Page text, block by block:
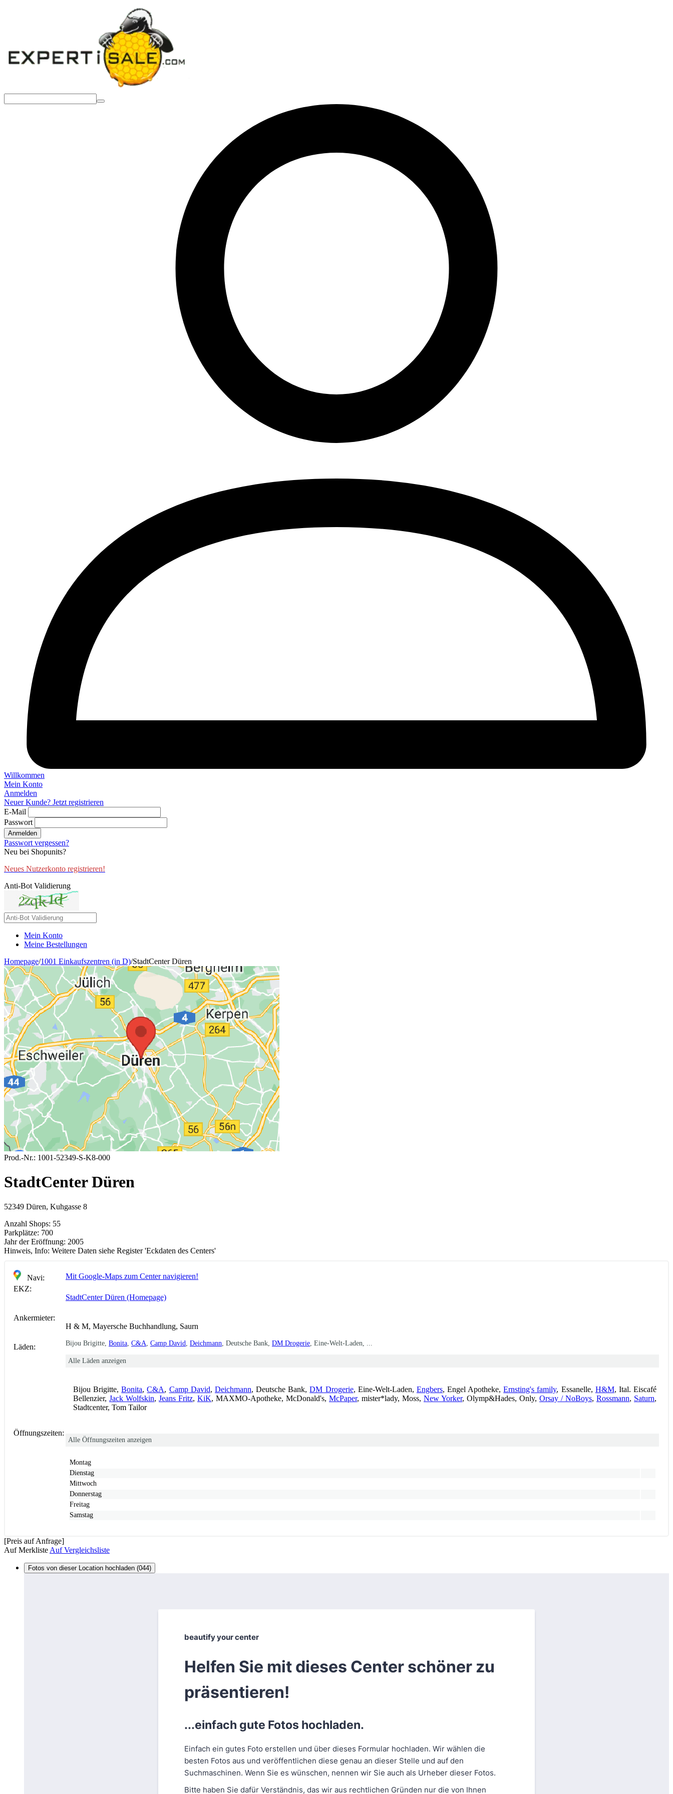
Willkommen
Mein Konto
Anmelden
Neuer Kunde? Jetzt registrieren
E-Mail
Passwort
Anmelden
Passwort vergessen?
Neu bei Shopunits?
Neues Nutzerkonto registrieren!
Anti-Bot Validierung
Mein Konto
Meine Bestellungen
Homepage/1001 Einkaufszentren (in D)/StadtCenter Düren
Prod.-Nr.: 1001-52349-S-K8-000
StadtCenter Düren
52349 Düren, Kuhgasse 8
Anzahl Shops: 55
Parkplätze: 700
Jahr der Eröffnung: 2005
Hinweis, Info: Weitere Daten siehe Register 'Eckdaten des Centers'
Navi:
Mit Google-Maps zum Center navigieren!
EKZ:
StadtCenter Düren (Homepage)
Ankermieter:
H & M, Mayersche Buchhandlung, Saurn
Läden: Bijou Brigitte, Bonita C&A Camp David Deichmann , Deutsche Bank, DM Drogerie , Eine-Welt-Laden, ...
Alle Läden anzeigen
Bijou Brigitte,Bonita,C&A, Camp David, Deichmann, Deutsche Bank,DM Drogerie, Eine-Welt-Laden, Engbers, Engel Apotheke,Ernsting's family, Essanelle, H&M, Ital. Eiscafé
Bellenzier, Jack Wolfskin, Jeans Fritz, KiK, MAXMO-Apotheke, McDonald's, McPaper, mister*lady, Moss, New Yorker, Olymp&Hades, Only, Orsay / NoBoys, Rossmann, Saturn,
Stadtcenter, Tom Tailor
Öffnungszeiten:
Alle Öffnungszeiten anzeigen
Montag
Dienstag
Mittwoch
Donnerstag
Freitag
Samstag
[Preis auf Anfrage]
Auf Merkliste Auf Vergleichsliste
Fotos von dieser Location hochladen (044)